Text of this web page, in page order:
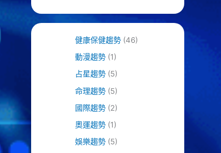
健康保健趨勢(46)
動漫趨勢(1)
占星趨勢(5)
命理趨勢(5)
國際趨勢(2)
奧運趨勢(1)
娛樂趨勢(5)